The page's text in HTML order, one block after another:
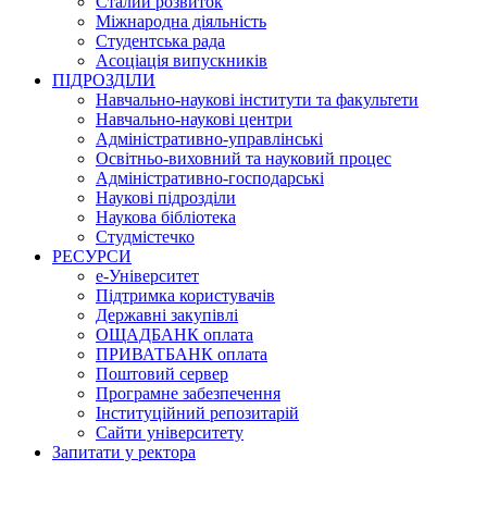
Міжнародна діяльність
Студентська рада
Асоціація випускників
ПІДРОЗДІЛИ
Навчально-наукові інститути та факультети
Навчально-наукові центри
Адміністративно-управлінські
Освітньо-виховний та науковий процес
Адміністративно-господарські
Наукові підрозділи
Наукова бібліотека
Студмістечко
РЕСУРСИ
е-Університет
Підтримка користувачів
Державні закупівлі
ОЩАДБАНК оплата
ПРИВАТБАНК оплата
Поштовий сервер
Програмне забезпечення
Інституційний репозитарій
Сайти університету
Запитати у ректора